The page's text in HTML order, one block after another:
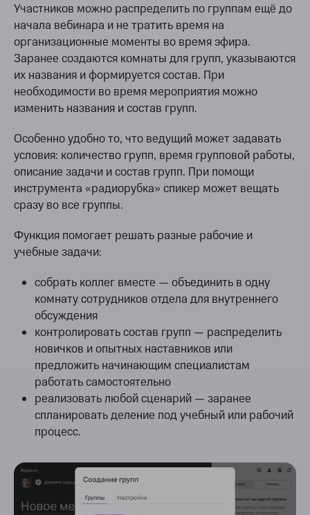
Участников можно распределить по группам ещё до
начала вебинара и не тратить время на
организационные моменты во время эфира.
Заранее создаются комнаты для групп, указываются
их названия и формируется состав. При
необходимости во время мероприятия можно
изменить названия и состав групп.
Особенно удобно то, что ведущий может задавать
условия: количество групп, время групповой работы,
описание задачи и состав групп. При помощи
инструмента «радиорубка» спикер может вещать
сразу во все группы.
Функция помогает решать разные рабочие и
учебные задачи:
собрать коллег вместе — объединить в одну
комнату сотрудников отдела для внутреннего
обсуждения
контролировать состав групп — распределить
новичков и опытных наставников или
предложить начинающим специалистам
работать самостоятельно
реализовать любой сценарий — заранее
спланировать деление под учебный или рабочий
процесс.